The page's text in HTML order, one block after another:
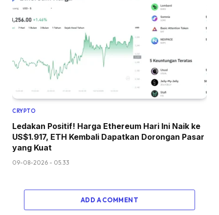
CRYPTO
Ledakan Positif! Harga Ethereum Hari Ini Naik ke
US$1.917, ETH Kembali Dapatkan Dorongan Pasar
yang Kuat
09-08-2026 - 05.33
ADD A COMMENT